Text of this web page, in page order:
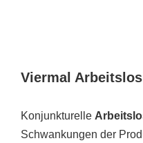
Viermal
Konjunkturelle
Schwankungen der